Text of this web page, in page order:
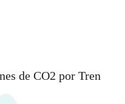
de CO2 por Tren